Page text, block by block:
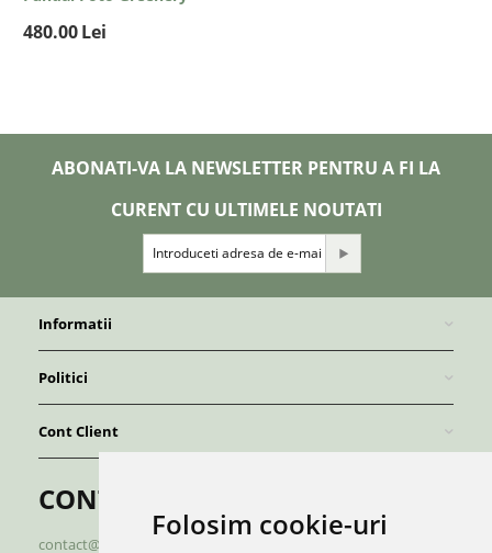
Folosim cookie-uri
480.00Lei
ABONATI-VA LA NEWSLETTER PENTRU A FI LA
CURENT CU ULTIMELE NOUTATI
Informatii
Politici
Cont Client
CONTACT
contact@redboutique.ro